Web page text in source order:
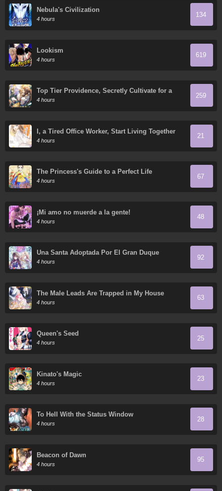
Nebula's Civilization
4 hours
134
Lookism
4 hours
619
Top Tier Providence, Secretly Cultivate for a
Thousand Years
4 hours
259
I, a Tired Office Worker, Start Living Together
with a Beautiful Highschool Girl whom I Met
Again After 7 Years
4 hours
21
The Princess's Guide to a Perfect Life
4 hours
67
¡Mi amo no muerde a la gente!
4 hours
48
Una Santa Adoptada Por El Gran Duque
4 hours
92
The Male Leads Are Trapped in My House
4 hours
63
Queen's Seed
4 hours
25
Kinato's Magic
4 hours
23
To Hell With the Status Window
4 hours
28
Beacon of Dawn
4 hours
95